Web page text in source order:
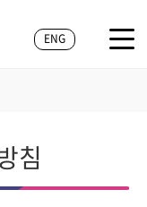
ENG
침